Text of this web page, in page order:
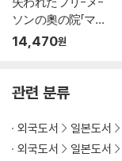
ソンの奧の院「マン
島」
14,470원
관련 분류
외국도서 일본도서
외국도서
일본도서